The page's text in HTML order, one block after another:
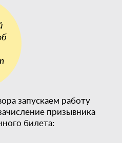
запускаем работу
призывника
билета: